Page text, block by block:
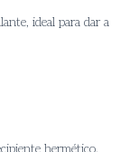
ideal para dar a
hermético.